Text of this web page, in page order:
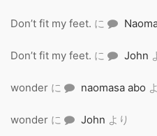
Don’t fit my feet. に
Don’t fit my feet. に John
wonder に naomasa abo
wonder に John より